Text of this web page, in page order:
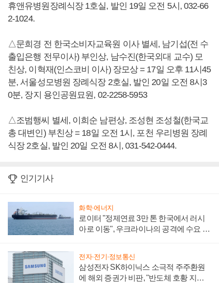
휴앤유병원장례식장 1호실, 발인 19일 오전 5시, 032-66
2-1024.
△문희경 전 한국소비자교육원 이사 별세, 남기섭(전 수
출입은행 전무이사) 부인상, 남수진(한국외대 교수) 모
친상, 이혁재(인스코비 이사) 장모상 = 17일 오후 11시45
분, 서울성모병원 장례식장 2호실, 발인 20일 오전 8시3
0분, 장지 용인공원묘원, 02-2258-5953
△조범행씨 별세, 이희순 남편상, 조성현 조성철(한국교
총 대변인) 부친상 = 18일 오전 1시, 포천 우리병원 장례
식장 2호실, 발인 20일 오전 8시, 031-542-0444.
인기기사
화학·에너지
로이터 "정제연료 3만 톤 한국에서 러시
아로 이동", 우크라이나의 공격에 수요 늘
전자·전기·정보통신
삼성전자 SK하이닉스 소극적 주주환원
에 해외 증권가 비판, "반도체 호황 지속